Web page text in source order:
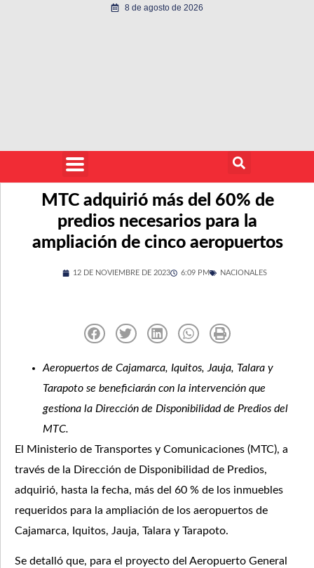
8 de agosto de 2026
MTC adquirió más del 60% de
predios necesarios para la
ampliación de cinco aeropuertos
12 DE NOVIEMBRE DE 2023 6:09 PM NACIONALES
Aeropuertos de Cajamarca, Iquitos, Jauja, Talara y
Tarapoto se beneficiarán con la intervención que
gestiona la Dirección de Disponibilidad de Predios del
MTC.
El Ministerio de Transportes y Comunicaciones (MTC), a
través de la Dirección de Disponibilidad de Predios,
adquirió, hasta la fecha, más del 60 % de los inmuebles
requeridos para la ampliación de los aeropuertos de
Cajamarca, Iquitos, Jauja, Talara y Tarapoto.
Se detalló que, para el proyecto del Aeropuerto General